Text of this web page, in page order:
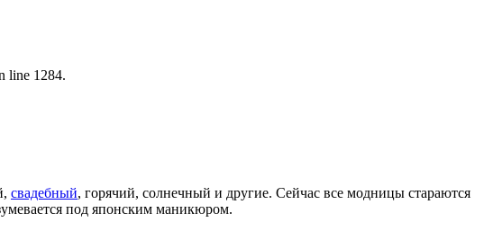
line 1284.
свадебный, горячий, солнечный и другие. Сейчас все модницы стараются
под японским маникюром.